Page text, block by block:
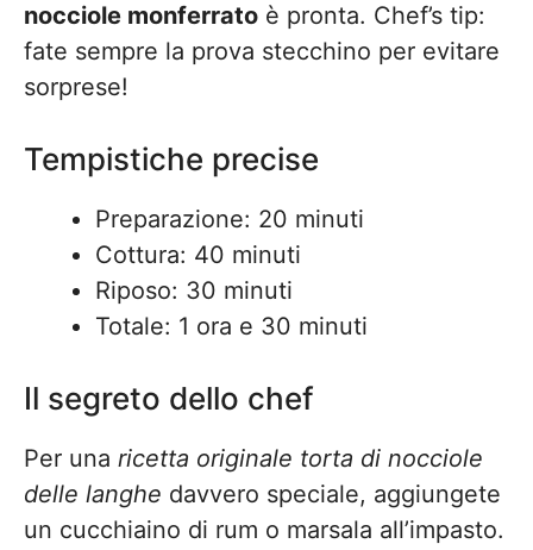
nocciole monferrato è pronta. Chef’s tip:
fate sempre la prova stecchino per evitare
sorprese!
Tempistiche precise
Preparazione: 20 minuti
Cottura: 40 minuti
Riposo: 30 minuti
Totale: 1 ora e 30 minuti
Il segreto dello chef
Per una ricetta originale torta di nocciole
delle langhe davvero speciale, aggiungete
un cucchiaino di rum o marsala all’impasto.